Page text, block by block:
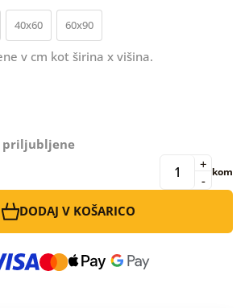
40x60 60x90
v cm kot širina x višina.
priljubljene
-
+ kom
DODAJ V KOŠARICO